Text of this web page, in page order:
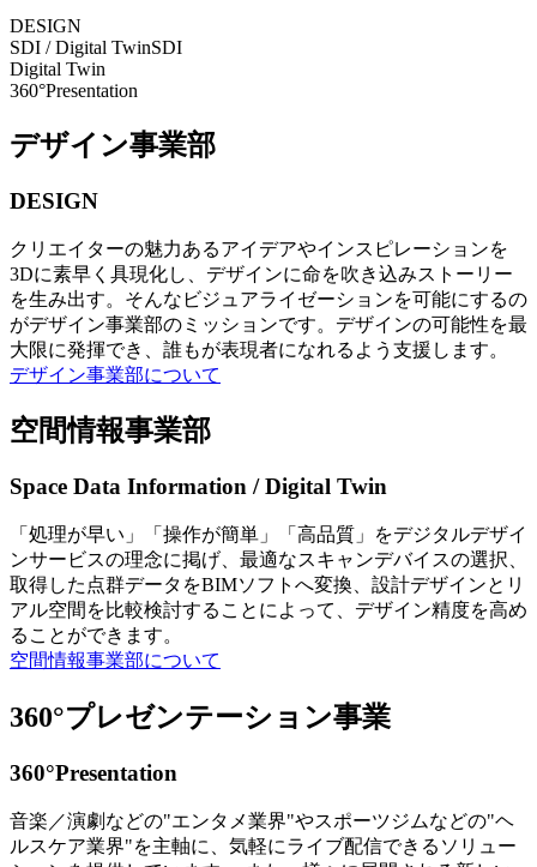
DESIGN
SDI / Digital TwinSDI
Digital Twin
360°Presentation
デザイン事業部
DESIGN
クリエイターの魅力あるアイデアやインスピレーションを
3Dに素早く具現化し、デザインに命を吹き込みストーリー
を生み出す。そんなビジュアライゼーションを可能にするの
がデザイン事業部のミッションです。デザインの可能性を最
大限に発揮でき、誰もが表現者になれるよう支援します。
デザイン事業部について
空間情報事業部
Space Data Information / Digital Twin
「処理が早い」「操作が簡単」「高品質」をデジタルデザイ
ンサービスの理念に掲げ、最適なスキャンデバイスの選択、
取得した点群データをBIMソフトへ変換、設計デザインとリ
アル空間を比較検討することによって、デザイン精度を高め
ることができます。
空間情報事業部について
360°プレゼンテーション事業
360°Presentation
音楽／演劇などの"エンタメ業界"やスポーツジムなどの"ヘ
ルスケア業界"を主軸に、気軽にライブ配信できるソリュー